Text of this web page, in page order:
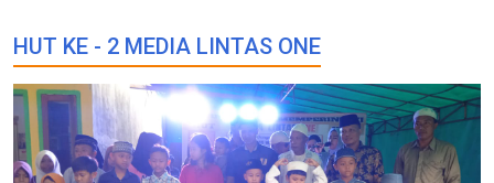
HUT KE - 2 MEDIA LINTAS ONE